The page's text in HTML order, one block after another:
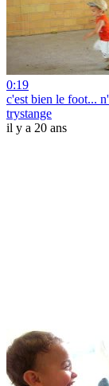
0:19
c'est bien le foot...
trystange
il y a 20 ans